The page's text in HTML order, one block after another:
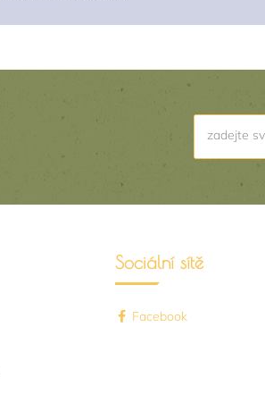
zadejte
Sociální sítě
Facebook